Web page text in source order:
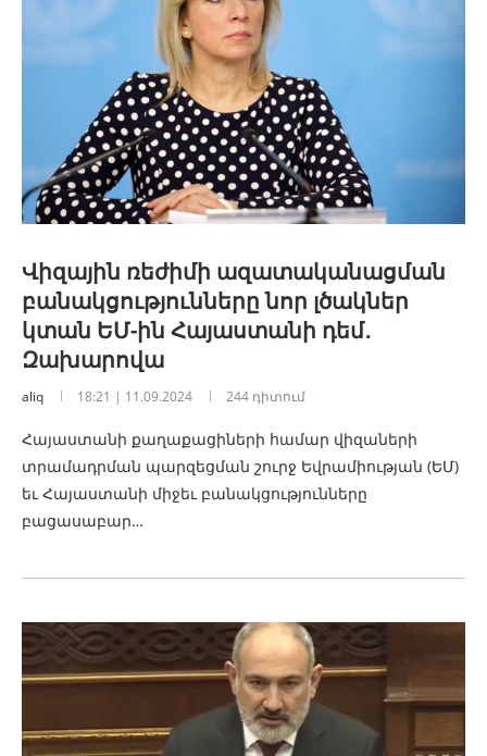
Վիզային ռեժիմի ազատականացման
բանակցությունները նոր լծակներ
կտան ԵՄ-ին Հայաստանի դեմ․
Զախարովա
aliq 18:21 | 11.09.2024 244 դիտում
Հայաստանի քաղաքացիների համար վիզաների
տրամադրման պարզեցման շուրջ Եվրամիության (ԵՄ)
եւ Հայաստանի միջեւ բանակցությունները
բացասաբար…